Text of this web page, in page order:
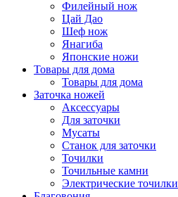
Филейный нож
Цай Дао
Шеф нож
Янагиба
Японские ножи
Товары для дома
Товары для дома
Заточка ножей
Аксессуары
Для заточки
Мусаты
Станок для заточки
Точилки
Точильные камни
Электрические точилки